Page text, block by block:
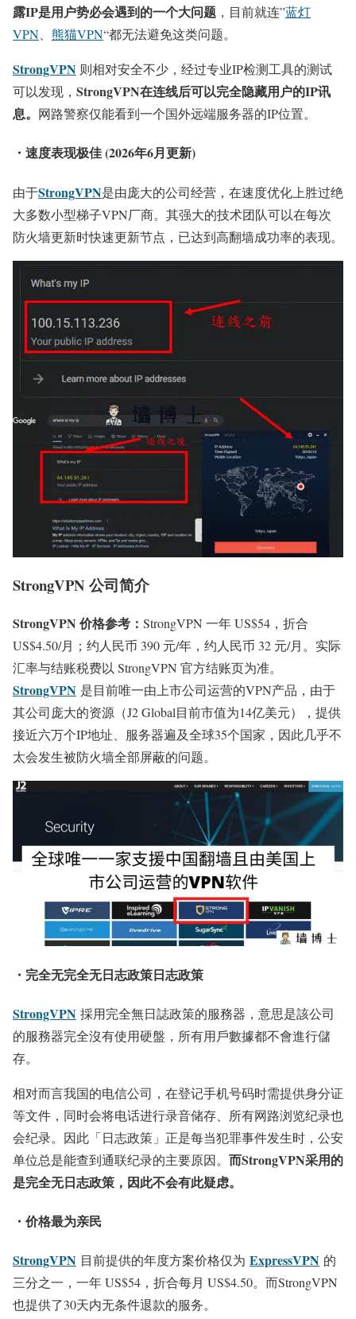
露IP是用户势必会遇到的一个大问题 ，目前就连”蓝灯
VPN
熊猫VPN“都无法避免这类问题。
StrongVPN 则相对安全不少，经过专业IP检测工具的测试
可以发现， StrongVPN在连线后可以完全隐藏用户的IP讯
息。 网路警察仅能看到一个国外远端服务器的IP位置。
・速度表现极佳 (2026年6月更新)
由于StrongVPN是由庞大的公司经营，在速度优化上胜过绝
大多数小型梯子VPN厂商。其强大的技术团队可以在每次
防火墙更新时快速更新节点，已达到高翻墙成功率的表现。
StrongVPN 公司简介
StrongVPN 价格参考： StrongVPN 一年 US$54，折合
US$4.50/月；约人民币 390 元/年，约人民币 32 元/月。实际
汇率与结账税费以 StrongVPN 官方结账页为准。
StrongVPN 是目前唯一由上市公司运营的VPN产品，由于
其公司庞大的资源（J2 Global目前市值为14亿美元），提供
接近六万个IP地址、服务器遍及全球35个国家，因此几乎不
太会发生被防火墙全部屏蔽的问题。
・完全无完全无日志政策日志政策
StrongVPN 採用完全無日誌政策的服務器，意思是該公司
的服務器完全沒有使用硬盤，所有用戶數據都不會進行儲
存。
相对而言我国的电信公司，在登记手机号码时需提供身分证
等文件，同时会将电话进行录音储存、所有网路浏览纪录也
会纪录。因此「日志政策」正是每当犯罪事件发生时，公安
单位总是能查到通联纪录的主要原因。 而StrongVPN采用的
是完全无日志政策，因此不会有此疑虑。
・价格最为亲民
StrongVPN 目前提供的年度方案价格仅为 ExpressVPN 的
三分之一，一年 US$54，折合每月 US$4.50。而StrongVPN
也提供了30天内无条件退款的服务。